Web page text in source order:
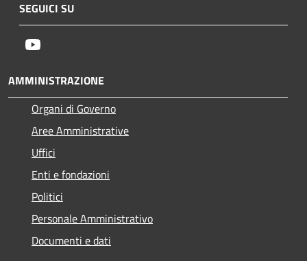
SEGUICI SU
AMMINISTRAZIONE
Organi di Governo
Aree Amministrative
Uffici
Enti e fondazioni
Politici
Personale Amministrativo
Documenti e dati